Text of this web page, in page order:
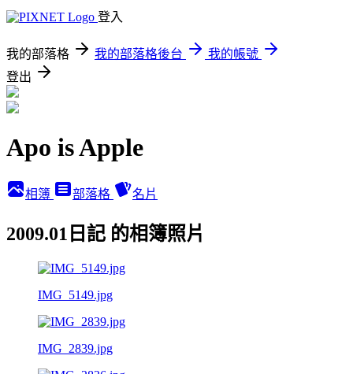
登入
我的部落格 我的部落格後台
我的帳號
登出
Apo is Apple
相簿 部落格 名片
2009.01日記 的相簿照片
IMG_5149.jpg
IMG_2839.jpg